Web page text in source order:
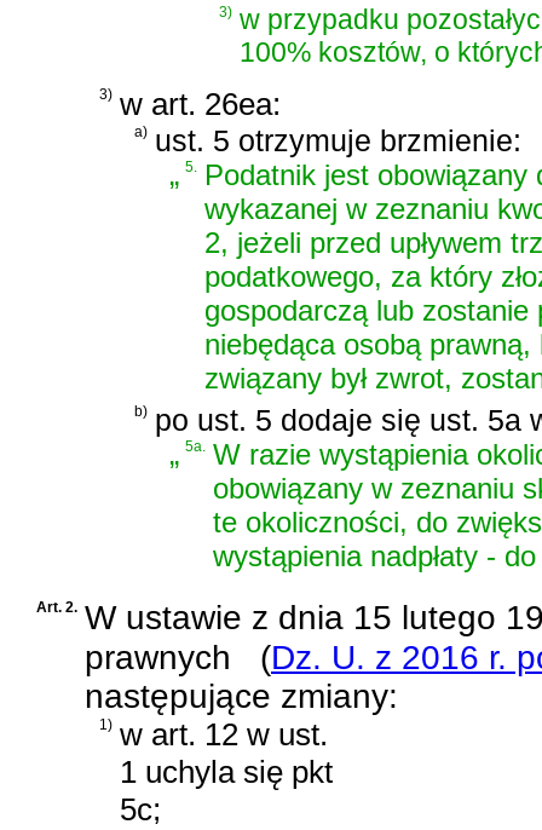
3) w przypadku
100% kosztów, o
3) w art. 26ea:
a) ust. 5 otrzymuje brzmienie:
„5.
Podatnik jest
wykazanej w zeznaniu
2, jeżeli przed upływem
podatkowego, za który
gospodarczą lub zostanie
niebędąca osobą
związany był zwrot,
b) po ust. 5 dodaje się ust. 5a
„5a.
W razie wystąpienia
obowiązany w zeznaniu
te okoliczności, do
wystąpienia nadpłaty -
Art. 2. W ustawie z dnia 15 lutego
prawnych
(Dz. U. z 2016 r.
następujące zmiany:
1) w art. 12 w ust.
1 uchyla się pkt
5c;